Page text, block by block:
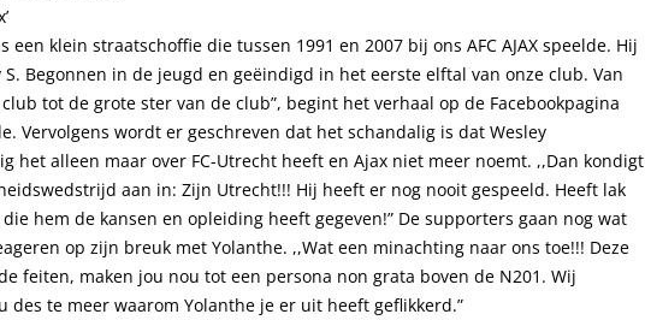
een klein straatschoffie die tussen 1991 en 2007 bij ons AFC AJAX speelde. Hij
S. Begonnen in de jeugd en geëindigd in het eerste elftal van onze club. Van
tot de grote ster van de club”, begint het verhaal op de Facebookpagina
. Vervolgens wordt er geschreven dat het schandalig is dat Wesley
het alleen maar over FC-Utrecht heeft en Ajax niet meer noemt. ,,Dan kondigt
aan in: Zijn Utrecht!!! Hij heeft er nog nooit gespeeld. Heeft lak
hem de kansen en opleiding heeft gegeven!” De supporters gaan nog wat
op zijn breuk met Yolanthe. ,,Wat een minachting naar ons toe!!! Deze
feiten, maken jou nou tot een persona non grata boven de N201. Wij
des te meer waarom Yolanthe je er uit heeft geflikkerd.”